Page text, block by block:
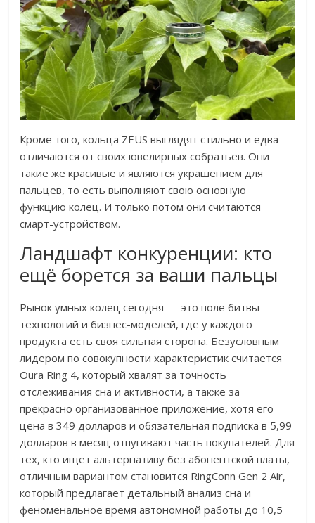
Кроме того, кольца ZEUS выглядят стильно и едва
отличаются от своих ювелирных собратьев. Они
такие же красивые и являются украшением для
пальцев, то есть выполняют свою основную
функцию колец. И только потом они считаются
смарт-устройством.
Ландшафт конкуренции: кто
ещё борется за ваши пальцы
Рынок умных колец сегодня — это поле битвы
технологий и бизнес-моделей, где у каждого
продукта есть своя сильная сторона. Безусловным
лидером по совокупности характеристик считается
Oura Ring 4, который хвалят за точность
отслеживания сна и активности, а также за
прекрасно организованное приложение, хотя его
цена в 349 долларов и обязательная подписка в 5,99
долларов в месяц отпугивают часть покупателей. Для
тех, кто ищет альтернативу без абонентской платы,
отличным вариантом становится RingConn Gen 2 Air,
который предлагает детальный анализ сна и
феноменальное время автономной работы до 10,5